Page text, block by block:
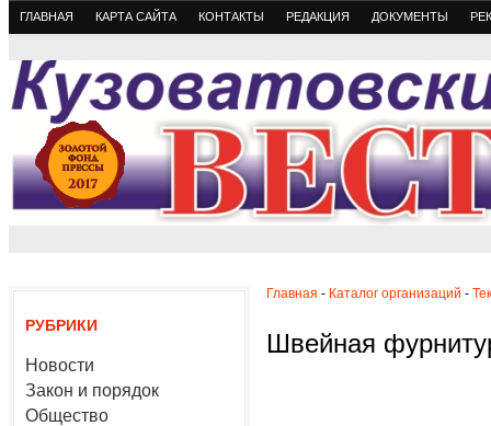
ГЛАВНАЯ КАРТА САЙТА КОНТАКТЫ РЕДАКЦИЯ ДОКУМЕНТЫ
РУБРИКИ
Новости
Закон и порядок
Общество
Главная - Каталог организаций -
Швейная